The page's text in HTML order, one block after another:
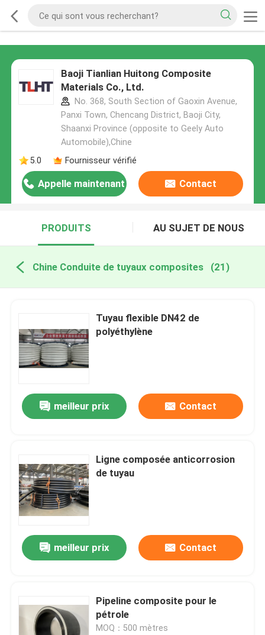
Baoji Tianlian Huitong Composite
Materials Co., Ltd.
No. 368, South Section of Gaoxin Avenue,
Panxi Town, Chencang District, Baoji City,
Shaanxi Province (opposite to Geely Auto
Automobile),Chine
5.0
Fournisseur vérifié
Appelle maintenant Contact
PRODUITS AU SUJET DE NOUS
Chine Conduite de tuyaux composites (21)
Tuyau flexible DN42 de
polyéthylène
meilleur prix Contact
Ligne composée anticorrosion
de tuyau
meilleur prix Contact
Pipeline composite pour le
pétrole
MOQ：500 mètres